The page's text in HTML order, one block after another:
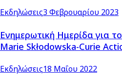
Εκδηλώσεις3 Φεβρουαρίου 2023
Ενημερωτική Ημερίδα για
Marie Skłodowska-Curie
Εκδηλώσεις18 Μαΐου 2022